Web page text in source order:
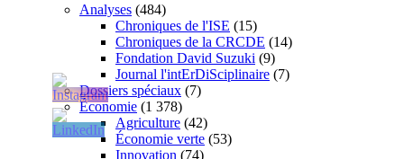
Analyses (484)
Chroniques de l'ISE (15)
Chroniques de la CRCDE (14)
Fondation David Suzuki (9)
Journal l'intErDiSciplinaire (7)
Dossiers spéciaux (7)
Économie (1 378)
Agriculture (42)
Économie verte (53)
Innovation (74)